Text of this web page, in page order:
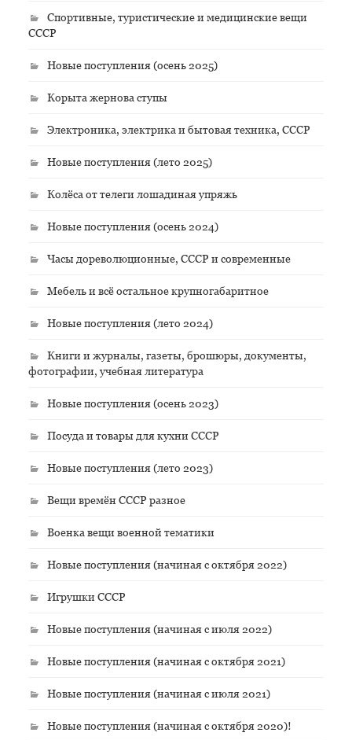
Спортивные, туристические и медицинские вещи
СССР
Новые поступления (осень 2025)
Корыта жернова ступы
Электроника, электрика и бытовая техника, СССР
Новые поступления (лето 2025)
Колёса от телеги лошадиная упряжь
Новые поступления (осень 2024)
Часы дореволюционные, СССР и современные
Мебель и всё остальное крупногабаритное
Новые поступления (лето 2024)
Книги и журналы, газеты, брошюры, документы,
фотографии, учебная литература
Новые поступления (осень 2023)
Посуда и товары для кухни СССР
Новые поступления (лето 2023)
Вещи времён СССР разное
Военка вещи военной тематики
Новые поступления (начиная с октября 2022)
Игрушки СССР
Новые поступления (начиная с июля 2022)
Новые поступления (начиная с октября 2021)
Новые поступления (начиная с июля 2021)
Новые поступления (начиная с октября 2020)!